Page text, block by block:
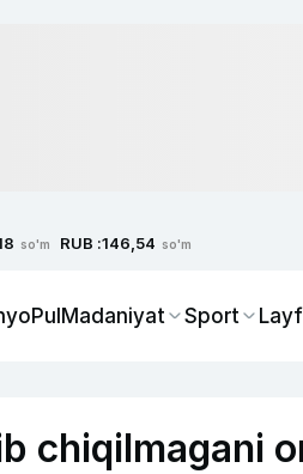
so'm RUB :146,54 so'm
PulMadaniyat Sport
chiqilmagani